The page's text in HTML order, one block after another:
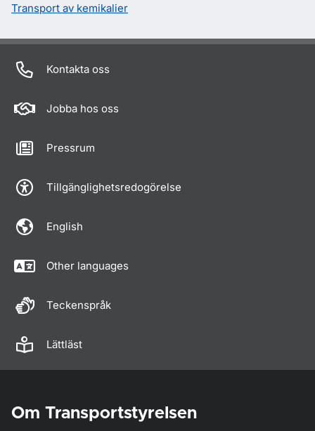
Transport av kemikalier
Kontakta oss
Jobba hos oss
Pressrum
Tillgänglighetsredogörelse
English
Other languages
Teckenspråk
Lättläst
Om Transportstyrelsen